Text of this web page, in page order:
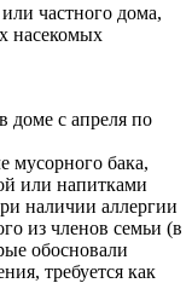
частного дома,
насекомых
доме с апреля по
мусорного бака,
или напитками
наличии аллергии
из членов семьи (в
обосновали
требуется как